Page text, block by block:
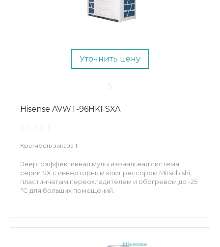
Уточнить цену
Hisense AVWT-96HKFSXA
Кратность заказа 1
Энергоэффективная мультизональная система
серии SX с инверторным компрессором Mitsubishi,
пластинчатым переохладителем и обогревом до -25
°C для больших помещений.